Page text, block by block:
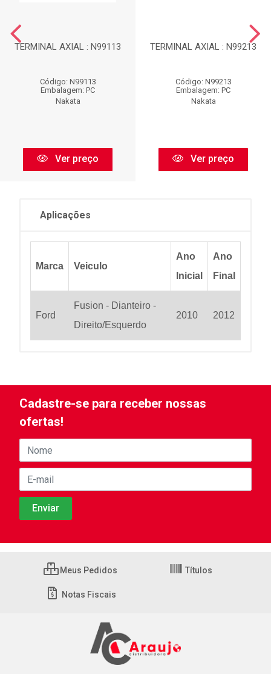
TERMINAL AXIAL : N99113
Código: N99113
Embalagem: PC
Nakata
Ver preço
TERMINAL AXIAL : N99213
Código: N99213
Embalagem: PC
Nakata
Ver preço
Aplicações
Marca Veiculo
Ano
Inicial
Ano
Final
Ford
Fusion - Dianteiro -
Direito/Esquerdo
2010 2012
Cadastre-se para receber nossas
ofertas!
Meus Pedidos Títulos
Notas Fiscais